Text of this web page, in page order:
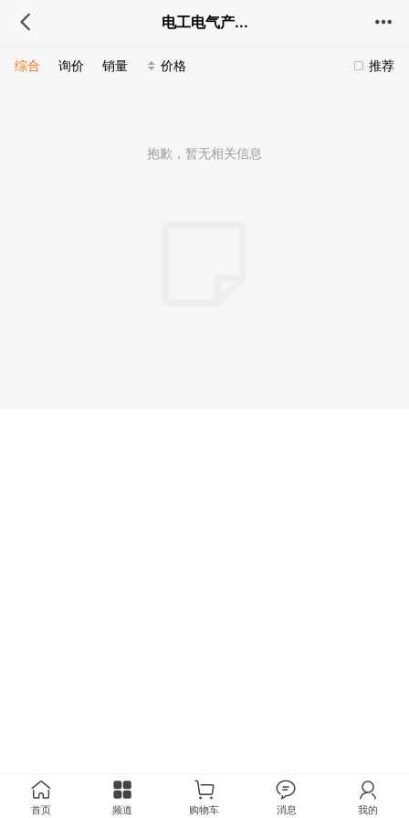
电工电气产...
推荐
综合 询价 销量 价格
抱歉，暂无相关信息
首页 频道 购物车 消息 我的